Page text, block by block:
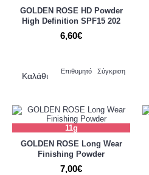
GOLDEN ROSE HD Powder
High Definition SPF15 202
6,60€
Καλάθι Επιθυμητό Σύγκριση
11g
GOLDEN ROSE Long Wear
Finishing Powder
7,00€